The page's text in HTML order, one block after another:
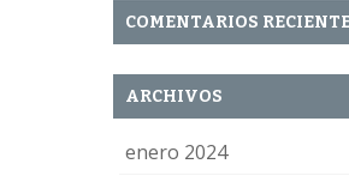
COMENTARIOS
ARCHIVOS
enero 2024